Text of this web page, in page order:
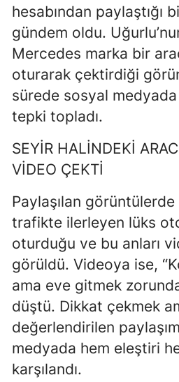
hesabından paylaştığı
gündem oldu.
Mercedes marka bir
oturarak çektirdiği
sürede sosyal medyada
tepki topladı.
SEYİR HALİNDEKİ
VİDEO ÇEKTİ
Paylaşılan görüntülerde
trafikte ilerleyen lüks
oturduğu ve bu anları
görüldü. Videoya ise,
ama eve gitmek
düştü. Dikkat çekmek
değerlendirilen
medyada hem eleştiri
karşılandı.